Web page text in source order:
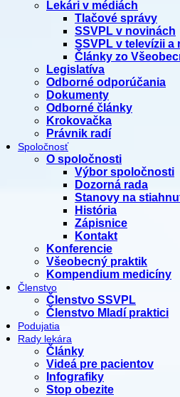
Lekári v médiách
Tlačové správy
SSVPL v novinách
SSVPL v televízii a
Články zo
Legislatíva
Odborné odporúčania
Dokumenty
Odborné články
Krokovačka
Právnik radí
Spoločnosť
O spoločnosti
Výbor spoločnosti
Dozorná rada
Stanovy na
História
Zápisnice
Kontakt
Konferencie
Všeobecný praktik
Kompendium medicíny
Členstvo
Členstvo SSVPL
Členstvo Mladí praktici
Podujatia
Rady lekára
Články
Videá pre pacientov
Infografiky
Stop obezite